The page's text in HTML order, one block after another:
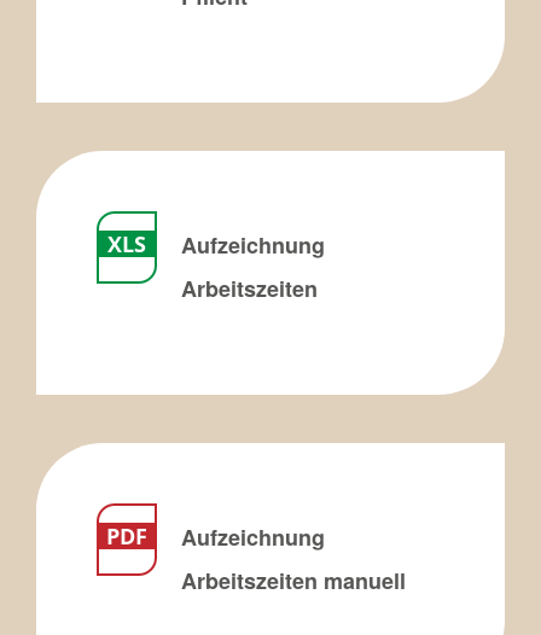
Aufzeichnung
Arbeitszeiten
Aufzeichnung
Arbeitszeiten manuell